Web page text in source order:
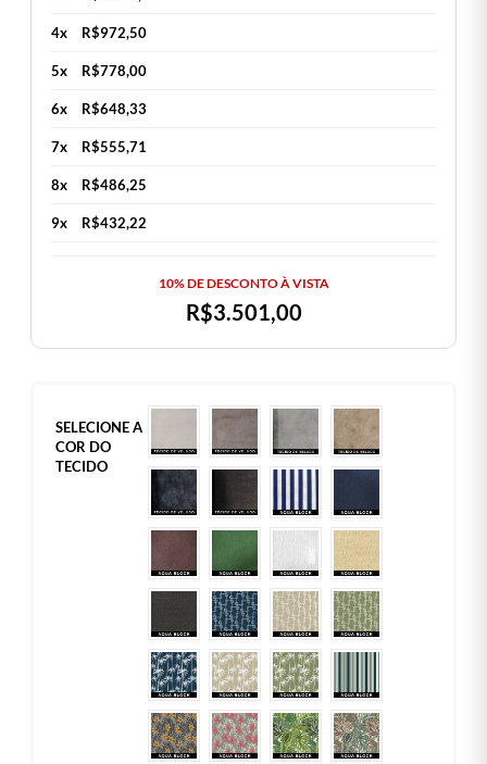
4x R$972,50
5x R$778,00
6x R$648,33
7x R$555,71
8x R$486,25
9x R$432,22
10% DE DESCONTO À VISTA
R$3.501,00
SELECIONE A
COR DO
TECIDO